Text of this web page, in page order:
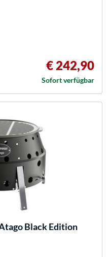
€ 242,90
Sofort verfügbar
Black Edition